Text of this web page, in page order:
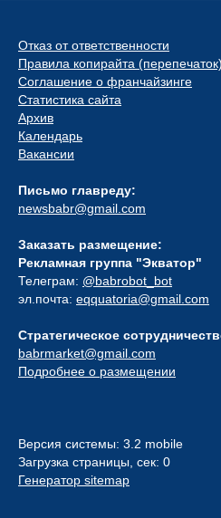
Отказ от ответственности
Правила копирайта (перепечаток)
Соглашение о франчайзинге
Статистика сайта
Архив
Календарь
Вакансии
Письмо главреду:
newsbabr@gmail.com
Заказать размещение:
Рекламная группа "Экватор"
Телеграм: @babrobot_bot
эл.почта: eqquatoria@gmail.com
Стратегическое
babrmarket@gmail.com
Подробнее о размещении
Версия системы: 3.2 mobile
Загрузка страницы, сек: 0
Генератор sitemap